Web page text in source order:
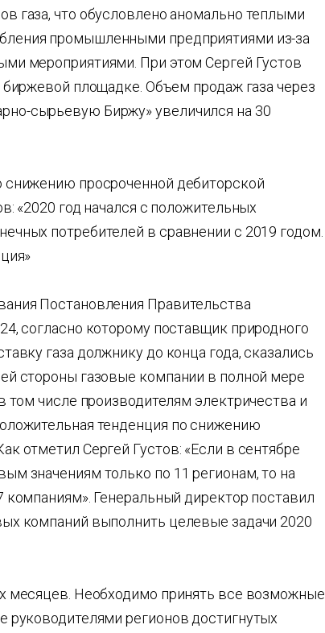
газа, что обусловлено аномально теплыми
промышленными предприятиями из-за
мероприятиями. При этом Сергей Густов
площадке. Объем продаж газа через
сырьевую Биржу» увеличился на 30
просроченной дебиторской
«2020 год начался с положительных
потребителей в сравнении с 2019 годом.
Постановления Правительства
согласно которому поставщик природного
газа должнику до конца года, сказались
стороны газовые компании в полной мере
том числе производителям электричества и
тенденция по снижению
отметил Сергей Густов: «Если в сентябре
значениям только по 11 регионам, то на
Генеральный директор поставил
компаний выполнить целевые задачи 2020
месяцев. Необходимо принять все возможные
регионов достигнутых